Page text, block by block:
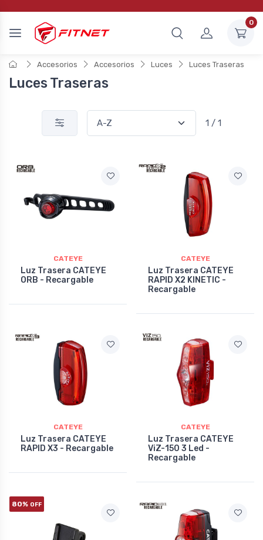
0
Accesorios Accesorios Luces Luces Traseras
Luces Traseras
1 / 1
CATEYE
Luz Trasera CATEYE
ORB - Recargable
CATEYE
Luz Trasera CATEYE
RAPID X2 KINETIC -
Recargable
CATEYE
Luz Trasera CATEYE
RAPID X3 - Recargable
CATEYE
Luz Trasera CATEYE
ViZ-150 3 Led -
Recargable
80% OFF